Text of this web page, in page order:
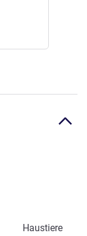
Haustiere